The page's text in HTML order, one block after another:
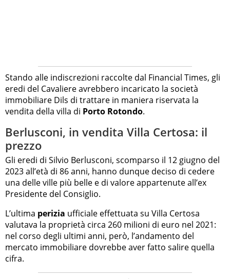
Stando alle indiscrezioni raccolte dal Financial Times, gli
eredi del Cavaliere avrebbero incaricato la società
immobiliare Dils di trattare in maniera riservata la
vendita della villa di Porto Rotondo.
Berlusconi, in vendita Villa Certosa: il
prezzo
Gli eredi di Silvio Berlusconi, scomparso il 12 giugno del
2023 all’età di 86 anni, hanno dunque deciso di cedere
una delle ville più belle e di valore appartenute all’ex
Presidente del Consiglio.
L’ultima perizia ufficiale effettuata su Villa Certosa
valutava la proprietà circa 260 milioni di euro nel 2021:
nel corso degli ultimi anni, però, l’andamento del
mercato immobiliare dovrebbe aver fatto salire quella
cifra.